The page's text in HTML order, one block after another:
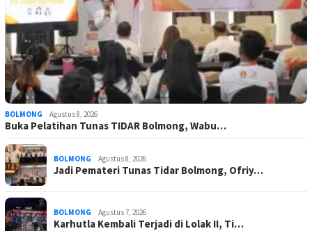
BOLMONG Agustus 8, 2026
Buka Pelatihan Tunas TIDAR Bolmong, Wabu…
BOLMONG Agustus 8, 2026
Jadi Pemateri Tunas Tidar Bolmong, Ofriy…
BOLMONG Agustus 7, 2026
Karhutla Kembali Terjadi di Lolak II, Ti…